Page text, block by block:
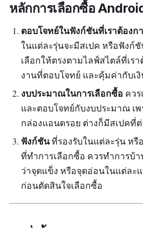
หลักการเลือกซื้อ
ตอบโจทย์ในฟังก์ชันที่เราต้องก
ในแต่ละรุ่นจะมีสเปค หรือฟังก์
เลือกให้ตรงตามไลฟ์สไตล์ที่เร
งานที่ตอบโจทย์ และคุ้มค่ากับเ
งบประมาณในการเลือกซื้อ คว
และตอบโจทย์กับงบประมาณ เ
กล่องแอนดรอย ต่างก็มีสเปคที่
ฟังก์ชันที่รองรับในแต่ละรุ่น หรื
ที่ทำการเลือกซื้อ ควรทำการบ้
ว่าจุดแข็ง หรือจุดอ่อนในแต่ละ
ก่อนตัดสินใจเลือกซื้อ